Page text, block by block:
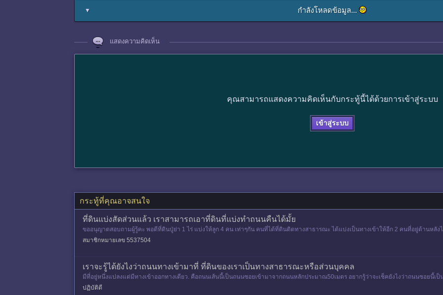
▼ กำลังโหลดข้อมูล...
แสดงความคิดเห็น
คุณสามารถแสดงความคิดเห็นกับกระทู้นี้ได้ด้วยการเข้าสู่ระบบ
เข้าสู่ระบบ
กระทู้ที่คุณอาจสนใจ
ที่ดินแบ่งสัดส่วนแล้ว เราสามารถเอาที่ดินที่แบ่งทำถนนคืนได้มั้ย
ขออนุญาตสอบถามผู้รู้คะ พอดีที่ดินปู่ย่า 1 ไร่ แบ่งให้ลูก 4 คน เท่าๆกัน คนที่ได้ที่ดินติดทางสาธารณะ ได้แบ่งเป็นทางเข้าให้อีก 2 คนที่อยู่ด้านหลัง
ารล
สมาชิกหมายเลข 5537504
เราจะรู้ได้ยังไงว่าถนนทางเข้ามาที่ ที่ดินของเราเป็นทางสาธารณะหรือส่วนบุคคล
มีที่อยู่หนึ่งแปลงแต่มีทางเข้าออกทางเดียว. คือถนนเส้นนี้เป็นถนนซอยเข้ามาจากถนนหลักประมาณ50เมตร อยากรู้ว่าจะเช็คยังไงว่าถนนซอยนี้เป็
ปฏิบัติดี